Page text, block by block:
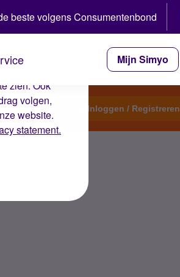
op de
zien. Ook
volgen,
website.
statement.
beste volgens Consumentenbond
Mijn Simyo
een topic Inloggen / Registreren